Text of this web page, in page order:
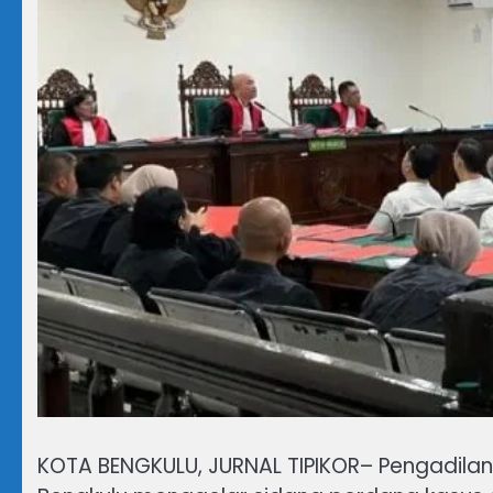
KOTA BENGKULU, JURNAL TIPIKOR–